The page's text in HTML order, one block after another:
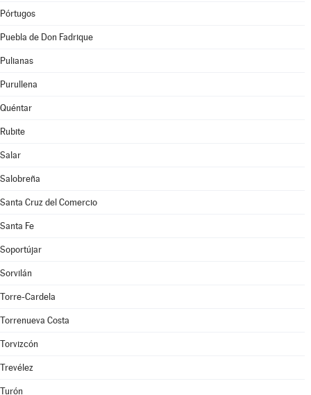
Pórtugos
Puebla de Don Fadrique
Pulianas
Purullena
Quéntar
Rubite
Salar
Salobreña
Santa Cruz del Comercio
Santa Fe
Soportújar
Sorvilán
Torre-Cardela
Torrenueva Costa
Torvizcón
Trevélez
Turón